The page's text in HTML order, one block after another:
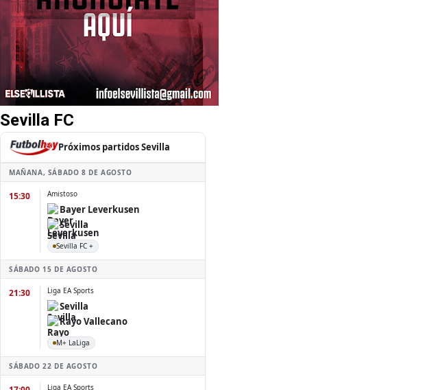
Sevilla FC